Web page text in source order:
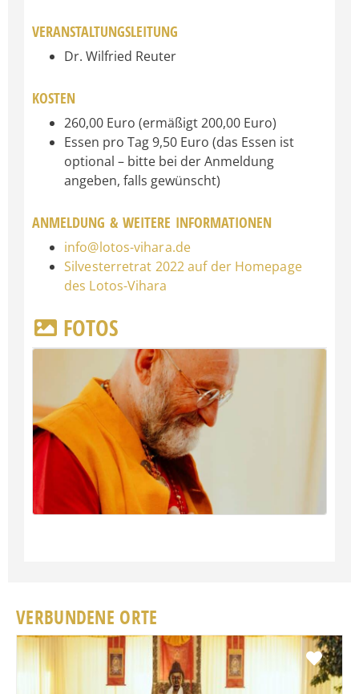
VERANSTALTUNGSLEITUNG
Dr. Wilfried Reuter
KOSTEN
260,00 Euro (ermäßigt 200,00 Euro)
Essen pro Tag 9,50 Euro (das Essen ist
optional – bitte bei der Anmeldung
angeben, falls gewünscht)
ANMELDUNG & WEITERE INFORMATIONEN
info@lotos-vihara.de
Silvesterretrat 2022 auf der Homepage
des Lotos-Vihara
FOTOS
VERBUNDENE ORTE